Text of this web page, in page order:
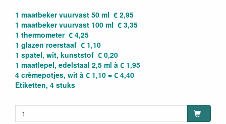
1 maatbeker vuurvast 50 ml € 2,95
1 maatbeker vuurvast 100 ml € 3,35
1 thermometer € 4,25
1 glazen roerstaaf € 1,10
1 spatel, wit, kunststof € 0,20
1 maatlepel, edelstaal 2,5 ml à € 1,95
4 crèmepotjes, wit à € 1,10 = € 4,40
Etiketten, 4 stuks